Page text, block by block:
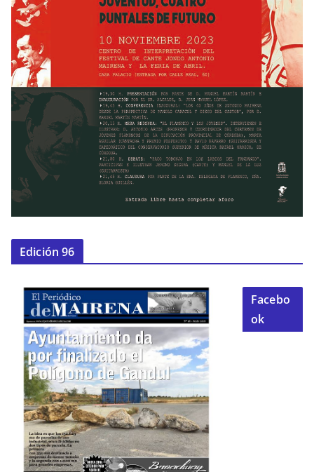
Edición 96
Facebo
ok